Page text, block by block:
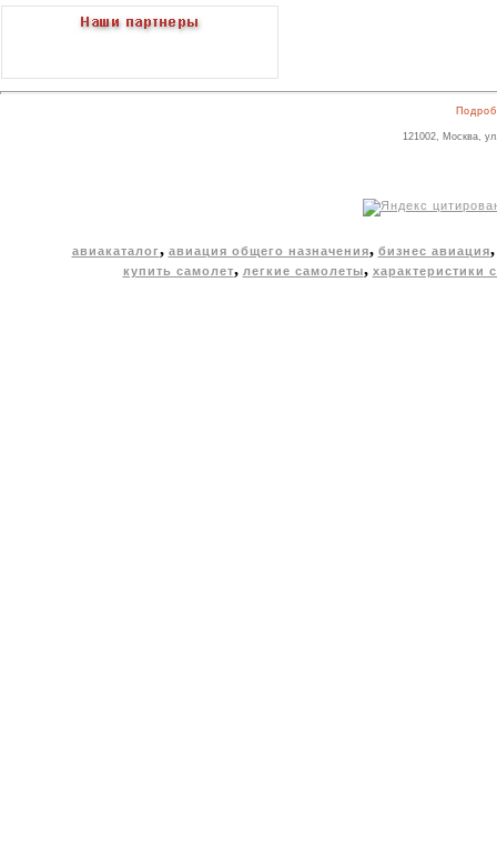
121002, Москва,
авиакаталог, авиация общего назначения, бизнес авиация
купить самолет, легкие самолеты, характеристики